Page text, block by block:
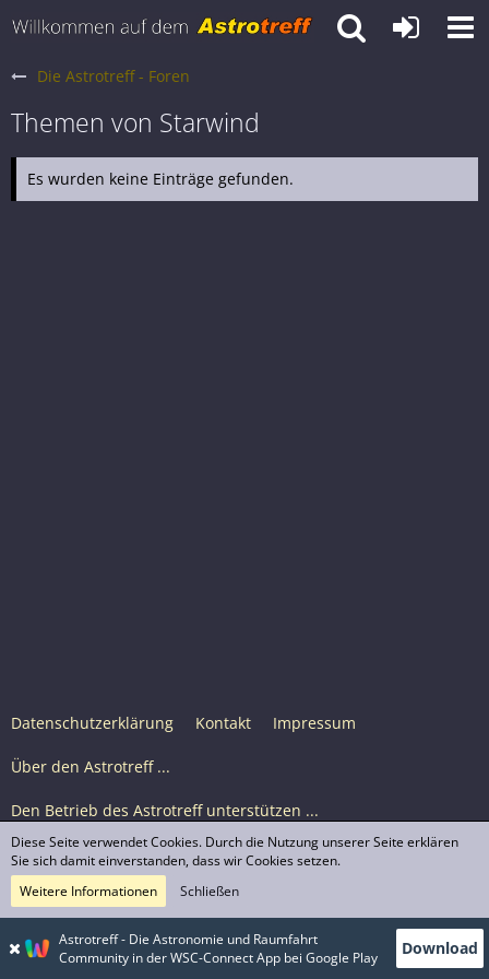
Die Astrotreff - Foren
Themen von Starwind
Es wurden keine Einträge gefunden.
Datenschutzerklärung Kontakt Impressum
Über den Astrotreff ...
Den Betrieb des Astrotreff unterstützen ...
Nutzungsbedingungen
© Astrotreff 2001-2026, lizenziert unter CC BY-SA,
sofern für einzelne Inhalte nicht anders angegeben
Astrotreff - Die Astronomie und Raumfahrt
Community in der WSC-Connect App bei Google Play
Download
Diese Seite verwendet Cookies. Durch die Nutzung unserer Seite erklären
Sie sich damit einverstanden, dass wir Cookies setzen.
Weitere Informationen
Schließen